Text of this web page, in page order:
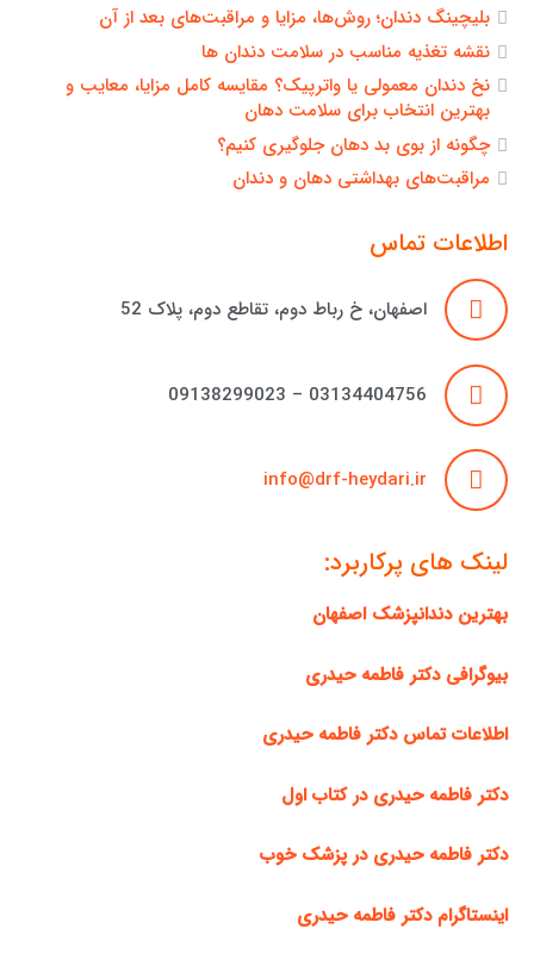
بلیچینگ دندان؛ روش‌ها، مزایا و مراقبت‌های بعد از آن
نقشه تغذیه مناسب در سلامت دندان ها
نخ دندان معمولی یا واترپیک؟ مقایسه کامل مزایا، معایب و
بهترین انتخاب برای سلامت دهان
چگونه از بوی بد دهان جلوگیری کنیم؟
مراقبت‌های بهداشتی دهان و دندان
اطلاعات تماس
اصفهان، خ رباط دوم، تقاطع دوم، پلاک 52
03134404756 – 09138299023
info@drf-heydari.ir
لینک های پرکاربرد:
بهترین دندانپزشک اصفهان
بیوگرافی دکتر فاطمه حیدری
اطلاعات تماس دکتر فاطمه حیدری
دکتر فاطمه حیدری در کتاب اول
دکتر فاطمه حیدری در پزشک خوب
اینستاگرام دکتر فاطمه حیدری